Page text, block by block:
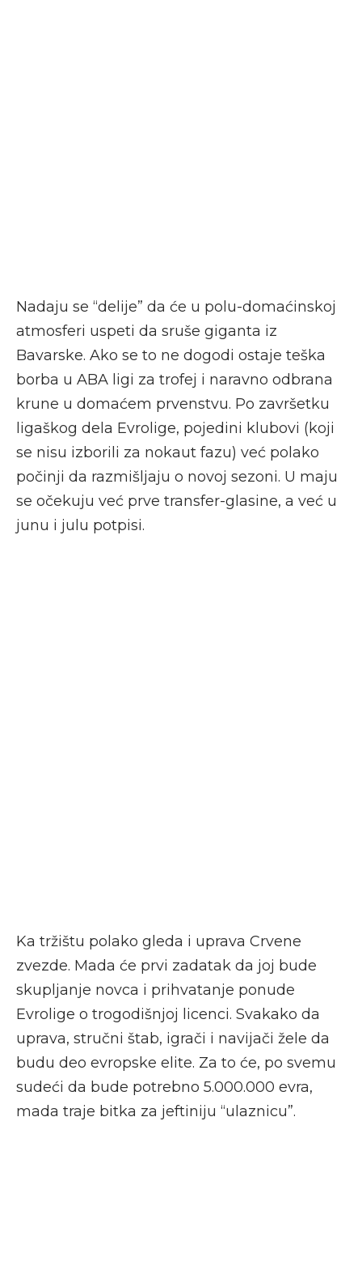
Nadaju se “delije” da će u polu-domaćinskoj
atmosferi uspeti da sruše giganta iz
Bavarske. Ako se to ne dogodi ostaje teška
borba u ABA ligi za trofej i naravno odbrana
krune u domaćem prvenstvu. Po završetku
ligaškog dela Evrolige, pojedini klubovi (koji
se nisu izborili za nokaut fazu) već polako
počinji da razmišljaju o novoj sezoni. U maju
se očekuju već prve transfer-glasine, a već u
junu i julu potpisi.
Ka tržištu polako gleda i uprava Crvene
zvezde. Mada će prvi zadatak da joj bude
skupljanje novca i prihvatanje ponude
Evrolige o trogodišnjoj licenci. Svakako da
uprava, stručni štab, igrači i navijači žele da
budu deo evropske elite. Za to će, po svemu
sudeći da bude potrebno 5.000.000 evra,
mada traje bitka za jeftiniju “ulaznicu”.